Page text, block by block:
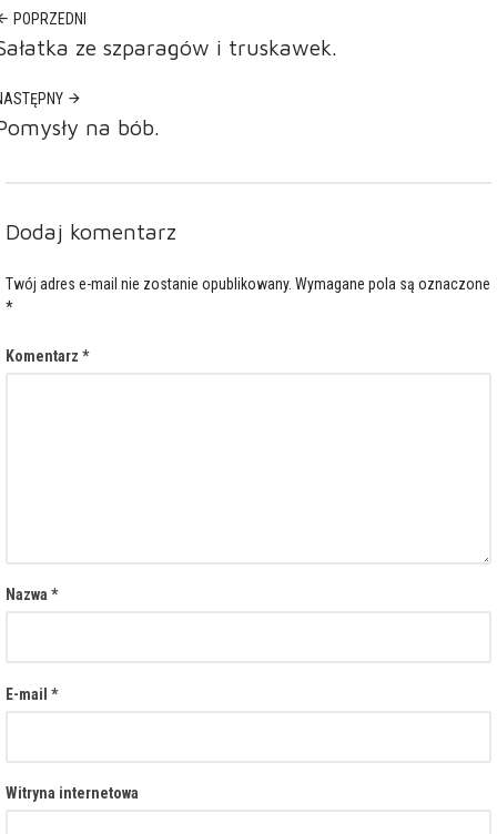
POPRZEDNI
ze szparagów i truskawek.
na bób.
Dodaj komentarz
Twój adres e-mail nie zostanie opublikowany. Wymagane pola są oznaczone
*
Komentarz *
Nazwa *
E-mail *
Witryna internetowa